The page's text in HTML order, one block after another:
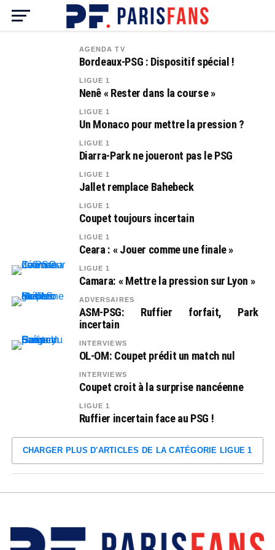
AGENDA TV
Bordeaux-PSG : Dispositif spécial !
LIGUE 1
Nenê « Rester dans la course »
LIGUE 1
Un Monaco pour mettre la pression ?
LIGUE 1
Diarra-Park ne joueront pas le PSG
LIGUE 1
Jallet remplace Bahebeck
LIGUE 1
Coupet toujours incertain
LIGUE 1
Ceara : « Jouer comme une finale »
LIGUE 1
Camara: « Mettre la pression sur Lyon »
ADVERSAIRES
ASM-PSG: Ruffier forfait, Park
incertain
INTERVIEWS
OL-OM: Coupet prédit un match nul
INTERVIEWS
Coupet croit à la surprise nancéenne
LIGUE 1
Ruffier incertain face au PSG !
CHARGER PLUS D'ARTICLES DE LA CATÉGORIE LIGUE 1